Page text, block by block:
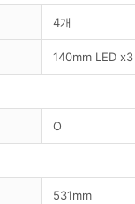
4개
140mm LED x3
O
531mm